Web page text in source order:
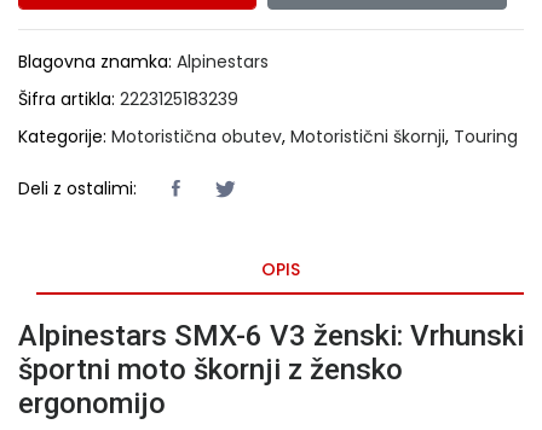
Blagovna znamka: Alpinestars
Šifra artikla: 2223125183239
Kategorije: Motoristična obutev, Motoristični škornji, Touring
Deli z ostalimi:
OPIS
Alpinestars SMX-6 V3 ženski: Vrhunski
športni moto škornji z žensko
ergonomijo